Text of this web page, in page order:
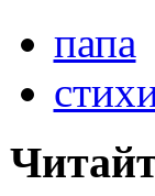
папа